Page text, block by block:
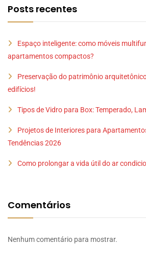
Posts recentes
Espaço inteligente: como móveis
apartamentos compactos?
Preservação do patrimônio
edifícios!
Tipos de Vidro para Box: Temperado,
Projetos de Interiores para
Tendências 2026
Como prolongar a vida útil do ar
Comentários
Nenhum comentário para mostrar.